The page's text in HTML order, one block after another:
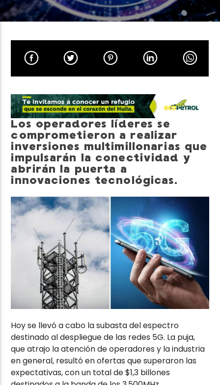
Neiva Estereo
Los operadores líderes se
comprometieron a realizar
inversiones multimillonarias que
impulsarán la conectividad y
abrirán la puerta a
innovaciones tecnológicas.
Hoy se llevó a cabo la subasta del espectro
destinado al despliegue de las redes 5G. La puja,
que atrajo la atención de operadores y la industria
en general, resultó en ofertas que superaron las
expectativas, con un total de $1,3 billones